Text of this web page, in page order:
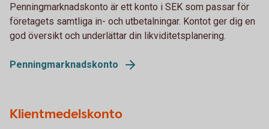
Penningmarknadskonto är ett konto i SEK som passar för
företagets samtliga in- och utbetalningar. Kontot ger dig en
god översikt och underlättar din likviditetsplanering.
Penningmarknadskonto
Klientmedelskonto